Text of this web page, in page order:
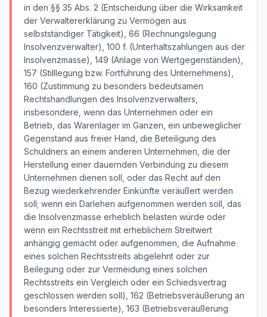
in den §§ 35 Abs. 2 (Entscheidung über die Wirksamkeit
der Verwaltererklärung zu Vermögen aus
selbstständiger Tätigkeit), 66 (Rechnungslegung
Insolvenzverwalter), 100 f. (Unterhaltszahlungen aus der
Insolvenzmasse), 149 (Anlage von Wertgegenständen),
157 (Stilllegung bzw. Fortführung des Unternehmens),
160 (Zustimmung zu besonders bedeutsamen
Rechtshandlungen des Insolvenzverwalters,
insbesondere, wenn das Unternehmen oder ein
Betrieb, das Warenlager im Ganzen, ein unbeweglicher
Gegenstand aus freier Hand, die Beteiligung des
Schuldners an einem anderen Unternehmen, die der
Herstellung einer dauernden Verbindung zu diesem
Unternehmen dienen soll, oder das Recht auf den
Bezug wiederkehrender Einkünfte veräußert werden
soll; wenn ein Darlehen aufgenommen werden soll, das
die Insolvenzmasse erheblich belasten würde oder
wenn ein Rechtsstreit mit erheblichem Streitwert
anhängig gemacht oder aufgenommen, die Aufnahme
eines solchen Rechtsstreits abgelehnt oder zur
Beilegung oder zur Vermeidung eines solchen
Rechtsstreits ein Vergleich oder ein Schiedsvertrag
geschlossen werden soll), 162 (Betriebsveräußerung an
besonders Interessierte), 163 (Betriebsveräußerung